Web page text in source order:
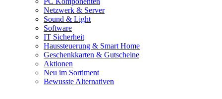
Netzwerk & Server
Sound & Light
Software
IT Sicherheit
Haussteuerung & Smart Home
Geschenkkarten & Gutscheine
Aktionen
Neu im Sortiment
Bewusste Alternativen